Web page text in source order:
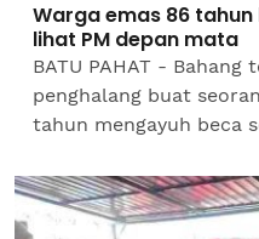
Warga emas 86
lihat PM depan mata
BATU PAHAT -
penghalang buat
tahun mengayuh beca
dengan lebih dekat...